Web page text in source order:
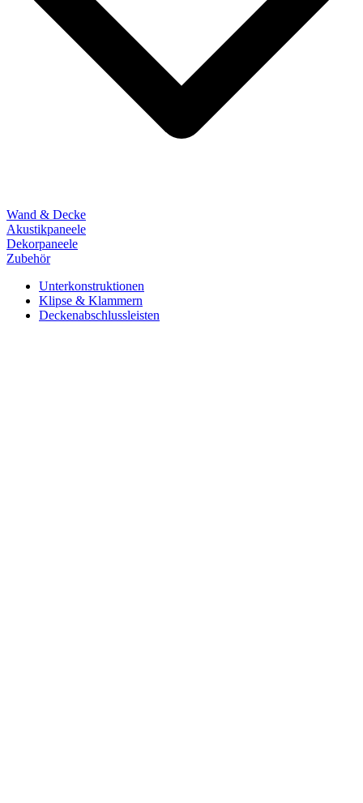
Wand & Decke
Akustikpaneele
Dekorpaneele
Zubehör
Unterkonstruktionen
Klipse & Klammern
Deckenabschlussleisten